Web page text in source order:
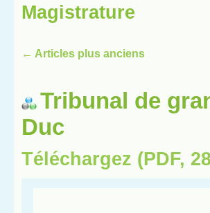
Magistrature
← Articles plus anciens
Tribunal de
Duc
Téléchargez (PDF,